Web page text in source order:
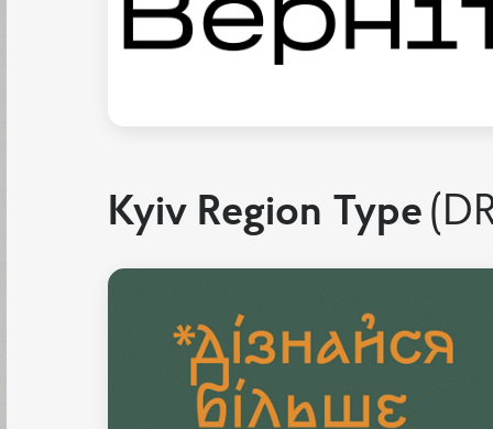
Kyiv Region Type